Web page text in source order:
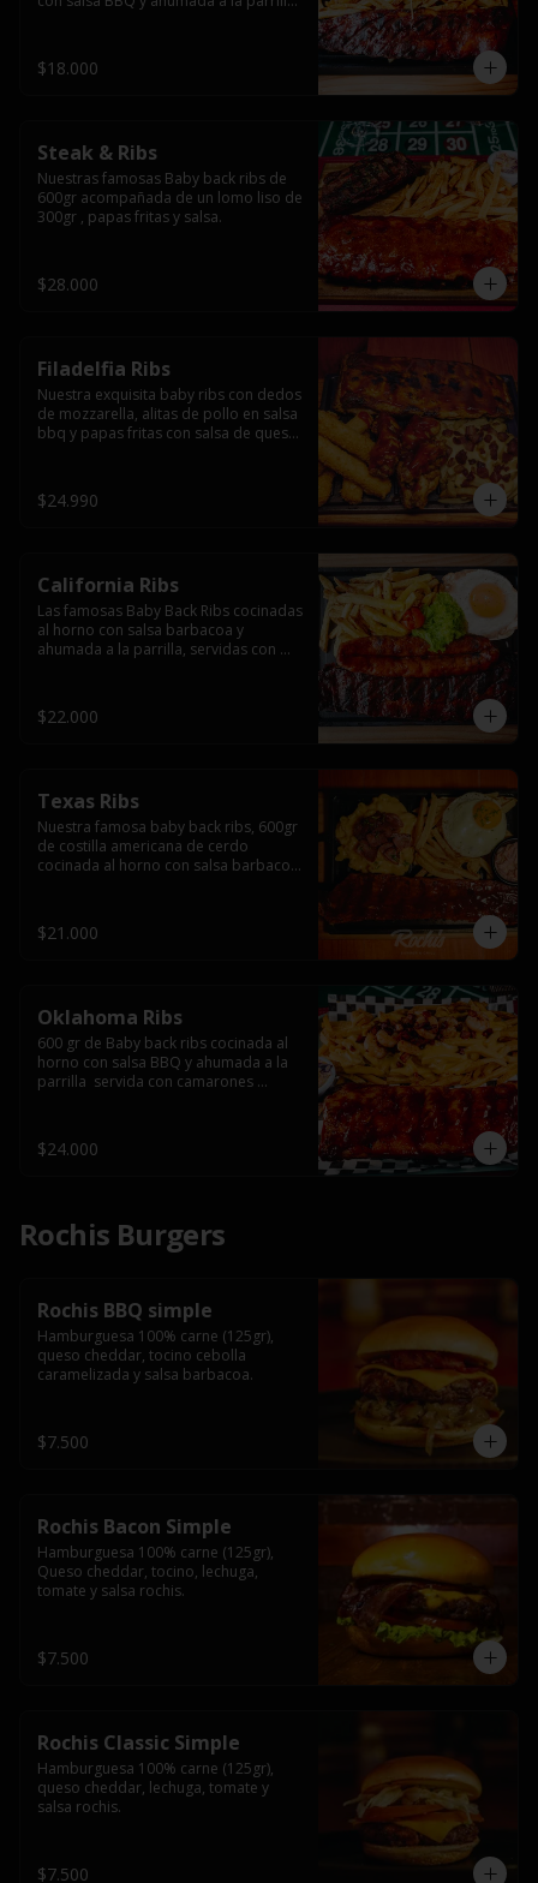
$18.000
Steak & Ribs
Nuestras famosas Baby back ribs de
600gr acompañada de un lomo liso de
300gr , papas fritas y salsa.
$28.000
Filadelfia Ribs
Nuestra exquisita baby ribs con dedos
de mozzarella, alitas de pollo en salsa
bbq y papas fritas con salsa de queso
$24.990
California Ribs
Las famosas Baby Back Ribs cocinadas
al horno con salsa barbacoa y
ahumada a la parrilla, servidas con
$22.000
Texas Ribs
Nuestra famosa baby back ribs, 600gr
de costilla americana de cerdo
cocinada al horno con salsa barbacoa
tocino ahumado laminado, papas
fritas  y un huevo frito.
$21.000
Oklahoma Ribs
600 gr de Baby back ribs cocinada al
horno con salsa BBQ y ahumada a la
parrilla  servida con camarones
$24.000
Rochis Burgers
Rochis BBQ simple
Hamburguesa 100% carne (125gr),
queso cheddar, tocino cebolla
caramelizada y salsa barbacoa.
$7.500
Rochis Bacon Simple
Hamburguesa 100% carne (125gr),
Queso cheddar, tocino, lechuga,
tomate y salsa rochis.
$7.500
Rochis Classic Simple
Hamburguesa 100% carne (125gr),
queso cheddar, lechuga, tomate y
salsa rochis.
$7.500